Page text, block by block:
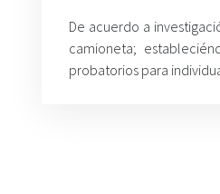
De acuerdo a
camioneta;
probatorios para